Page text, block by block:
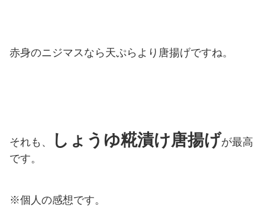
赤身のニジマスなら天ぷらより唐揚げですね。
それも、 しょうゆ糀漬け唐揚げが最高
です。
※個人の感想です。